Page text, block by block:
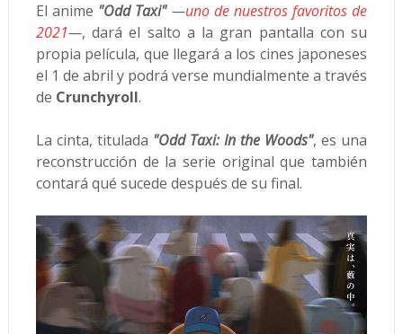
El anime "Odd Taxi" —uno de nuestros favoritos de
2021—, dará el salto a la gran pantalla con su
propia película, que llegará a los cines japoneses
el 1 de abril y podrá verse mundialmente a través
de Crunchyroll.
La cinta, titulada "Odd Taxi: In the Woods", es una
reconstrucción de la serie original que también
contará qué sucede después de su final.